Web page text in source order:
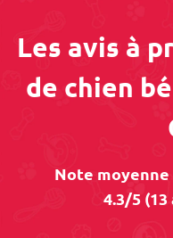
Les avis à
de chien
Note moyenne
4.3/5 (13